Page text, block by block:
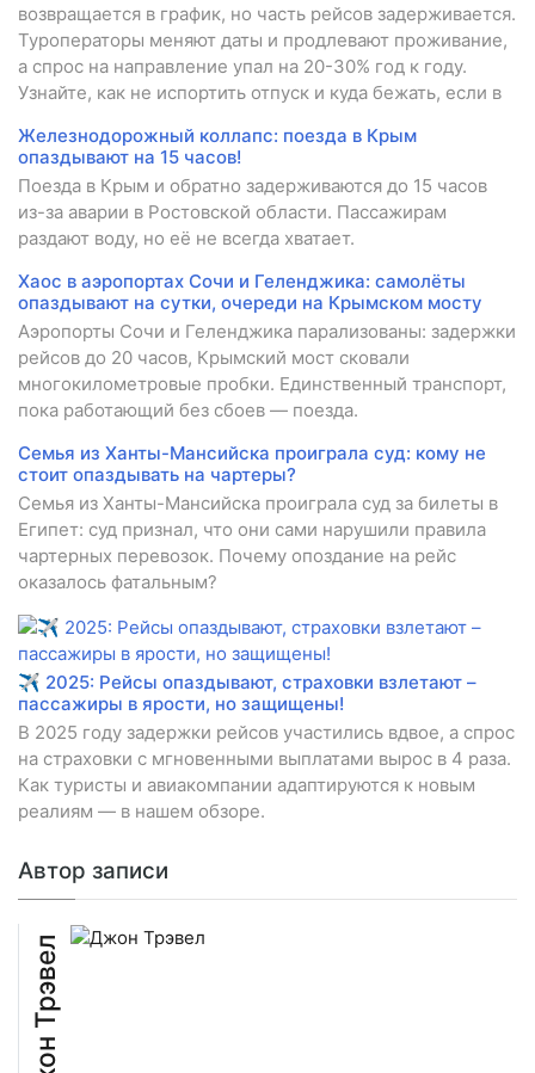
возвращается в график, но часть рейсов задерживается.
Туроператоры меняют даты и продлевают проживание,
а спрос на направление упал на 20-30% год к году.
Узнайте, как не испортить отпуск и куда бежать, если в
Железнодорожный коллапс: поезда в Крым
опаздывают на 15 часов!
Поезда в Крым и обратно задерживаются до 15 часов
из-за аварии в Ростовской области. Пассажирам
раздают воду, но её не всегда хватает.
Хаос в аэропортах Сочи и Геленджика: самолёты
опаздывают на сутки, очереди на Крымском мосту
Аэропорты Сочи и Геленджика парализованы: задержки
рейсов до 20 часов, Крымский мост сковали
многокилометровые пробки. Единственный транспорт,
пока работающий без сбоев — поезда.
Семья из Ханты-Мансийска проиграла суд: кому не
стоит опаздывать на чартеры?
Семья из Ханты-Мансийска проиграла суд за билеты в
Египет: суд признал, что они сами нарушили правила
чартерных перевозок. Почему опоздание на рейс
оказалось фатальным?
✈️ 2025: Рейсы опаздывают, страховки взлетают –
пассажиры в ярости, но защищены!
В 2025 году задержки рейсов участились вдвое, а спрос
на страховки с мгновенными выплатами вырос в 4 раза.
Как туристы и авиакомпании адаптируются к новым
реалиям — в нашем обзоре.
Автор записи
Джон Трэвел